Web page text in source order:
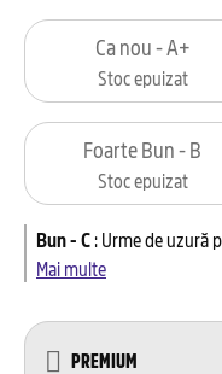
Ca nou - A+
Stoc epuizat
Foarte Bun - B
Stoc epuizat
Bun - C:Urme de uzură
Mai multe
PREMIUM